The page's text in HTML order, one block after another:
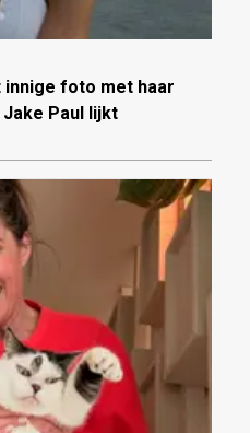
innige foto met haar
Paul lijkt